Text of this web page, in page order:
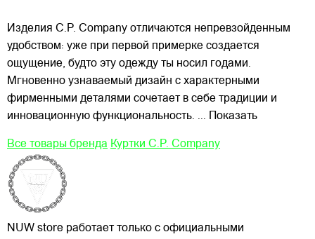
Изделия C.P. Company отличаются непревзойденным
удобством: уже при первой примерке создается
ощущение, будто эту одежду ты носил годами.
Мгновенно узнаваемый дизайн с характерными
фирменными деталями сочетает в себе традиции и
инновационную функциональность. ... Показать
Все товары бренда Куртки C.P. Company
NUW store работает только с официальными